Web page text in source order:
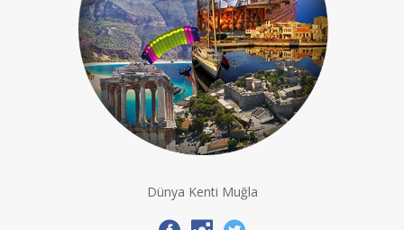
Dünya Kenti Muğla